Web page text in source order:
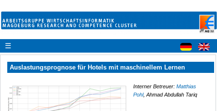
☰
Auslastungsprognose für Hotels mit maschinellem Lernen
Interner Betreuer: Matthias
Pohl, Ahmad Abdullah Tariq